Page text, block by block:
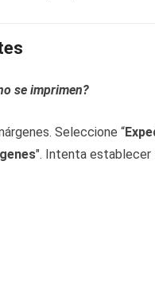
se imprimen?
Seleccione “
". Intenta establecer